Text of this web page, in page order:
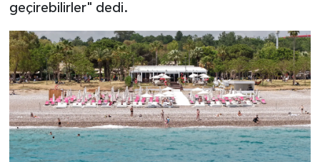
geçirebilirler" dedi.